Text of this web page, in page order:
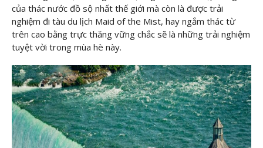
của thác nước đồ sộ nhất thế giới mà còn là được trải
nghiệm đi tàu du lịch Maid of the Mist, hay ngắm thác từ
trên cao bằng trực thăng vững chắc sẽ là những trải nghiệm
tuyệt vời trong mùa hè này.